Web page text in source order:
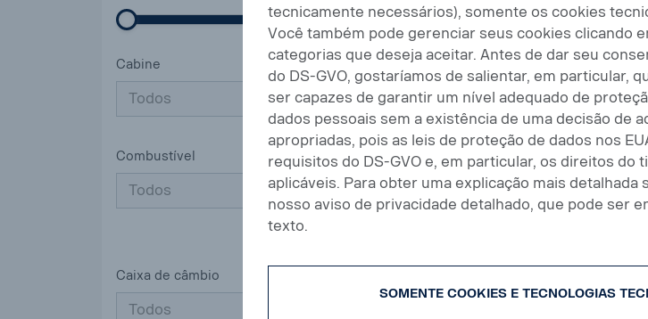
Cabine
Todos
Combustível
Todos
Caixa de câmbio
Todos
tecnicamente necessários), somente os cookies
Você também pode gerenciar seus cookies clicando
categorias que deseja aceitar. Antes de dar seu
do DS-GVO, gostaríamos de salientar, em particular,
ser capazes de garantir um nível adequado de
dados pessoais sem a existência de uma decisão de
apropriadas, pois as leis de proteção de dados nos
requisitos do DS-GVO e, em particular, os direitos do
aplicáveis. Para obter uma explicação mais
nosso aviso de privacidade detalhado, que pode ser
texto.
SOMENTE COOKIES E TECNOLOGIAS